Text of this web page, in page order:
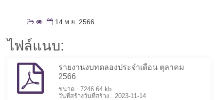
14 พ.ย. 2566
ไฟล์แนบ:
รายงานงบทดลองประจำเดือน ตุลาคม
2566
ขนาด : 7246.64 kb
วันที่สร้างวันที่สร้าง : 2023-11-14